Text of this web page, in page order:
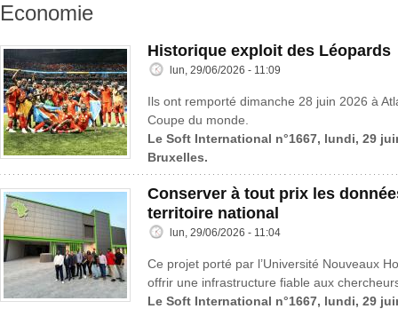
Economie
Historique exploit des Léopards
lun, 29/06/2026 - 11:09
Ils ont remporté dimanche 28 juin 2026 à
Coupe du monde.
Le Soft International n°1667, lundi, 29
Bruxelles.
Conserver à tout prix les
territoire national
lun, 29/06/2026 - 11:04
Ce projet porté par l’Université Nouveaux
offrir une infrastructure fiable aux
Le Soft International n°1667, lundi, 29